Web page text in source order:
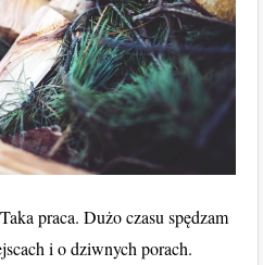
praca. Dużo czasu spędzam
i o dziwnych porach.